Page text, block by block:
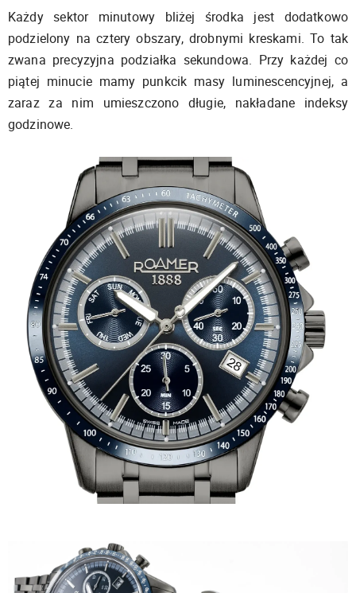
Każdy sektor minutowy bliżej środka jest dodatkowo
podzielony na cztery obszary, drobnymi kreskami. To tak
zwana precyzyjna podziałka sekundowa. Przy każdej co
piątej minucie mamy punkcik masy luminescencyjnej, a
zaraz za nim umieszczono długie, nakładane indeksy
godzinowe.